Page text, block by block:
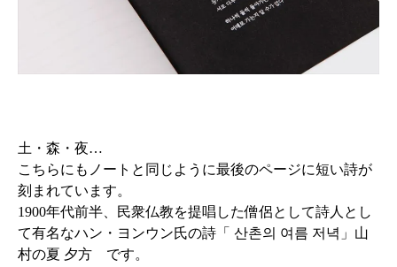
土・森・夜…
こちらにもノートと同じように最後のページに短い詩が
刻まれています。
1900年代前半、民衆仏教を提唱した僧侶として詩人とし
て有名なハン・ヨンウン氏の詩「 산촌의 여름 저녁」山
村の夏 夕方 です。